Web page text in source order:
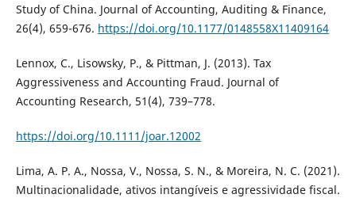
Study of China. Journal of Accounting, Auditing & Finance,
26(4), 659-676. https://doi.org/10.1177/0148558X11409164
Lennox, C., Lisowsky, P., & Pittman, J. (2013). Tax
Aggressiveness and Accounting Fraud. Journal of
Accounting Research, 51(4), 739–778.
https://doi.org/10.1111/joar.12002
Lima, A. P. A., Nossa, V., Nossa, S. N., & Moreira, N. C. (2021).
Multinacionalidade, ativos intangíveis e agressividade fiscal.